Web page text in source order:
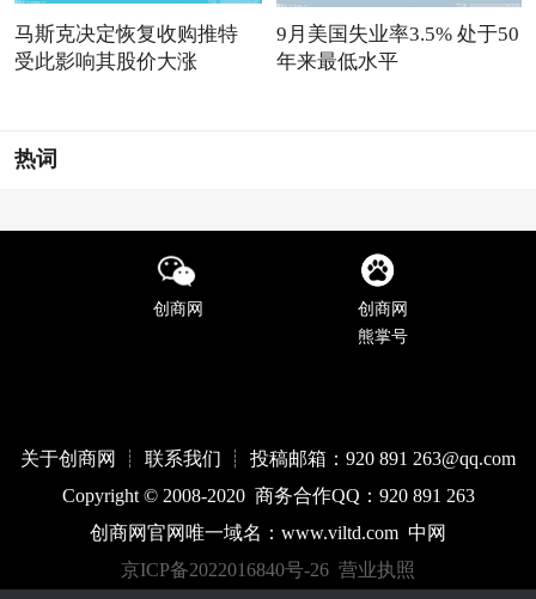
马斯克决定恢复收购推特
受此影响其股价大涨
9月美国失业率3.5% 处于50
年来最低水平
热词
创商网
创商网
熊掌号
关于创商网 ┊ 联系我们 ┊ 投稿邮箱：920 891 263@qq.com
Copyright © 2008-2020 商务合作QQ：920 891 263
创商网官网唯一域名： www.viltd.com 中网
京ICP备2022016840号-26 营业执照